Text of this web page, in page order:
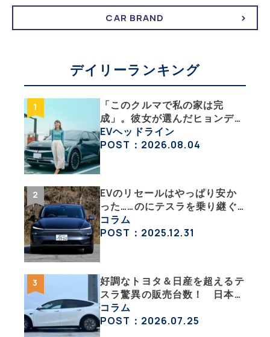
CAR BRAND
デイリーランキング
「このクルマで私の家は完
成」。彼女が選んだヒョンデ
「IONIQ 5」の「エネルギーハ
ック」な生活【ななみんEVレ
EVヘッドライン
POST：2026.08.04
EVのリセールはやっぱり安か
った……のにテスラを乗り継ぐ
ってどういうこと？ 【テスラ
沼にはまった大学教授のEV生
コラム
POST：2025.12.31
好調なトヨタ＆日産を超えるテ
スラ驚異の販売台数！ 日本の
EV市場はますます拡大
コラム
POST：2026.07.25